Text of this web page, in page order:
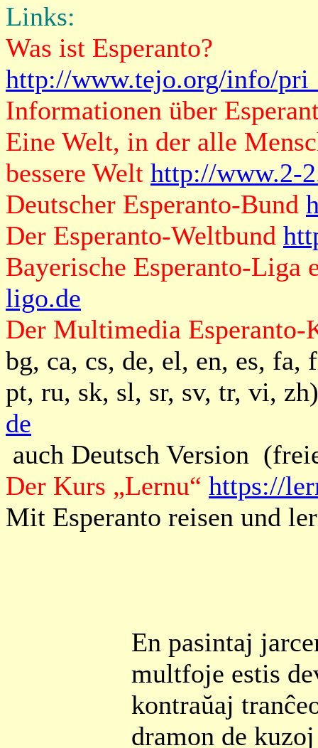
Links:
Was ist Esperanto?
http://www.tejo.org/info/
Informationen über
Eine Welt, in der alle
bessere Welt http://www.2-
Deutscher Esperanto-Bund
Der Esperanto-Weltbund
Bayerische Esperanto-Liga
ligo.de
Der Multimedia Esperanto-
bg, ca, cs, de, el, en, es,
pt, ru, sk, sl, sr, sv, tr, vi,
de
auch Deutsch Version
Der Kurs „Lernu“ https://
Mit Esperanto reisen und
En pasintaj
multfoje estis
kontraŭaj
dramon de